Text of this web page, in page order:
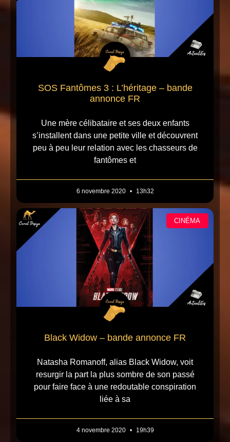
SOS Fantômes 3 : L’héritage – bande
annonce FR
Une mère célibataire et ses deux enfants
s’installent dans une petite ville et découvrent
peu à peu leur relation avec les chasseurs de
fantômes et
6 novembre 2020 13h32
CINÉMA
Black Widow – bande annonce FR
Natasha Romanoff, alias Black Widow, voit
resurgir la part la plus sombre de son passé
pour faire face à une redoutable conspiration
liée à sa
4 novembre 2020 19h39